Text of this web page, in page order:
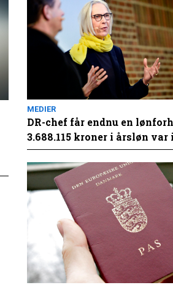
MEDIER
DR-chef får endnu en
3.688.115 kroner i årsløn